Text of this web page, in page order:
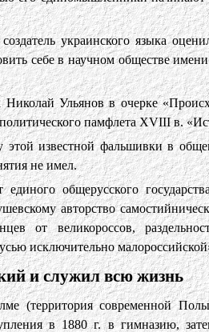
украинского языка
себе в научном обществе
Ульянов в очерке
памфлета XVIII в.
этой известной фальшивки в
не имел.
общерусского
авторство
от великороссов,
исключительно
и служил всю жизнь
(территория современной
в 1880 г. в гимназию,